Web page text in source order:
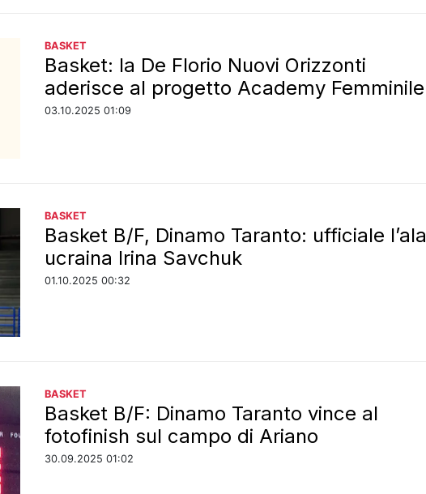
BASKET
Basket: la De Florio Nuovi Orizzonti
aderisce al progetto Academy Femminile
03.10.2025 01:09
BASKET
Basket B/F, Dinamo Taranto: ufficiale l’ala
ucraina Irina Savchuk
01.10.2025 00:32
BASKET
Basket B/F: Dinamo Taranto vince al
fotofinish sul campo di Ariano
30.09.2025 01:02